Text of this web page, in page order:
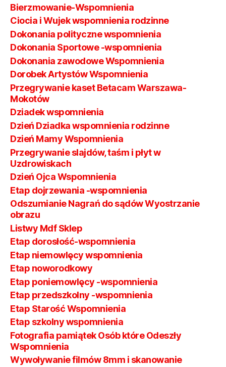
Bierzmowanie-Wspomnienia
Ciocia i Wujek wspomnienia rodzinne
Dokonania polityczne wspomnienia
Dokonania Sportowe -wspomnienia
Dokonania zawodowe Wspomnienia
Dorobek Artystów Wspomnienia
Przegrywanie kaset Betacam Warszawa-
Mokotów
Dziadek wspomnienia
Dzień Dziadka wspomnienia rodzinne
Dzień Mamy Wspomnienia
Przegrywanie slajdów, taśm i płyt w
Uzdrowiskach
Dzień Ojca Wspomnienia
Etap dojrzewania -wspomnienia
Odszumianie Nagrań do sądów Wyostrzanie
obrazu
Listwy Mdf Sklep
Etap dorosłość-wspomnienia
Etap niemowlęcy wspomnienia
Etap noworodkowy
Etap poniemowlęcy -wspomnienia
Etap przedszkolny -wspomnienia
Etap Starość Wspomnienia
Etap szkolny wspomnienia
Fotografia pamiątek Osób które Odeszły
Wspomnienia
Wywoływanie filmów 8mm i skanowanie